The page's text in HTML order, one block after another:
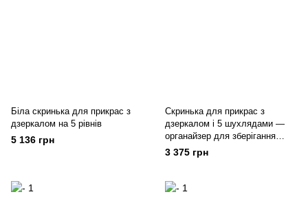
Біла скринька для прикрас з
дзеркалом на 5 рівнів
5 136 грн
Скринька для прикрас з
дзеркалом і 5 шухлядами —
органайзер для зберігання
ювелірних виробів
3 375 грн